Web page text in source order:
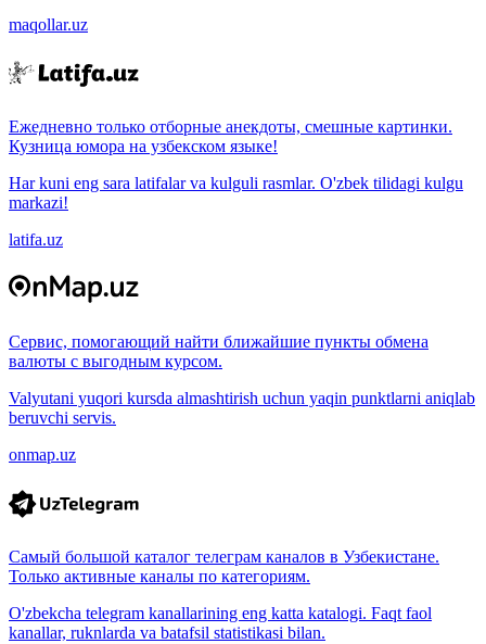
maqollar.uz
Ежедневно только отборные анекдоты, смешные картинки.
Кузница юмора на узбекском языке!
Har kuni eng sara latifalar va kulguli rasmlar. O'zbek tilidagi kulgu
markazi!
latifa.uz
Сервис, помогающий найти ближайшие пункты обмена
валюты с выгодным курсом.
Valyutani yuqori kursda almashtirish uchun yaqin punktlarni aniqlab
beruvchi servis.
onmap.uz
Самый большой каталог телеграм каналов в Узбекистане.
Только активные каналы по категориям.
O'zbekcha telegram kanallarining eng katta katalogi. Faqt faol
kanallar, ruknlarda va batafsil statistikasi bilan.